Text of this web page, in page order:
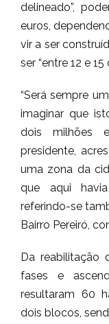
delineado”,
euros,
vir a ser
ser “entre 12 e 15
“Será sempre
imaginar que
dois milhões
presidente,
uma zona da
que aqui
referindo-se
Bairro Pereiró,
Da reabilitação
fases e
resultaram 60
dois blocos,